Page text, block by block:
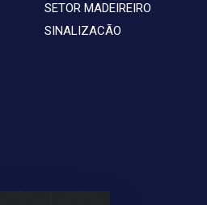
SETOR MADEIREIRO
SINALIZACÃO